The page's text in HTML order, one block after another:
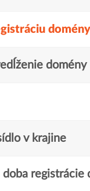
domény
domény
v krajine
doba registrácie